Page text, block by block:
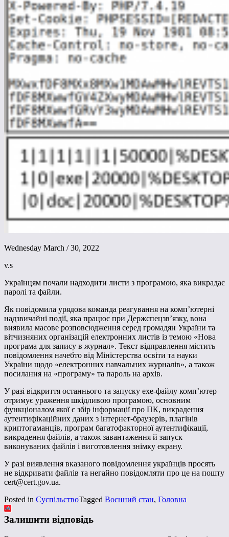
Wednesday March / 30, 2022
v.s
Українцям почали надходити листи з програмою, яка викрадає
паролі та файли.
Як повідомила урядова команда реагування на комп’ютерні
надзвичайні події, яка працює при Держспецзв’язку, вона
виявила масове розповсюдження серед громадян України та
вітчизняних організацій електронних листів із темою «Нова
програма для запису в журнал». Текст відправлення містить
повідомлення начебто від Міністерства освіти та науки
України щодо «електронних навчальних журналів», а також
посилання на «програму» та пароль на архів.
У разі відкриття останнього та запуску exe-файлу комп’ютер
отримує ураження шкідливою програмою, основним
функціоналом якої є збір інформації про ПК, викрадення
аутентифікаційних даних з інтернет-браузерів, плагінів
криптогаманців, програм багатофакторної аутентифікації,
викрадення файлів, а також завантаження й запуск
виконуваних файлів і виготовлення знімку екрану.
У разі виявлення вказаного повідомлення українців просять
не відкривати файлів та негайно повідомляти про це на пошту
cert@cert.gov.ua.
Posted in СуспільствоTagged Воєнний стан, Головна
Залишити відповідь